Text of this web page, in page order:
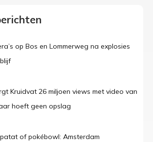
op Bos en Lommerweg na explosies
Kruidvat 26 miljoen views met video van
hoeft geen opslag
of pokébowl: Amsterdam